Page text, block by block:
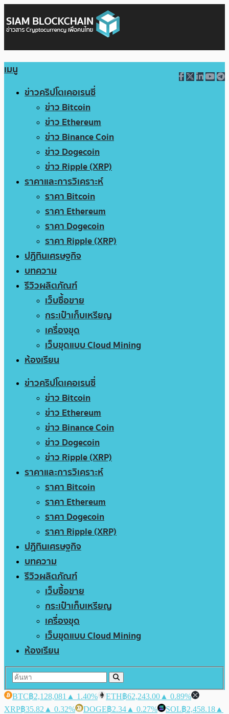
เมนู
ข่าวคริปโตเคอเรนซี่
ข่าว Bitcoin
ข่าว Ethereum
ข่าว Binance Coin
ข่าว Dogecoin
ข่าว Ripple (XRP)
ราคาและการวิเคราะห์
ราคา Bitcoin
ราคา Ethereum
ราคา Dogecoin
ราคา Ripple (XRP)
ปฏิทินเศรษฐกิจ
บทความ
รีวิวผลิตภัณฑ์
เว็บซื้อขาย
กระเป๋าเก็บเหรียญ
เครื่องขุด
เว็บขุดแบบ Cloud Mining
ห้องเรียน
ข่าวคริปโตเคอเรนซี่
ข่าว Bitcoin
ข่าว Ethereum
ข่าว Binance Coin
ข่าว Dogecoin
ข่าว Ripple (XRP)
ราคาและการวิเคราะห์
ราคา Bitcoin
ราคา Ethereum
ราคา Dogecoin
ราคา Ripple (XRP)
ปฏิทินเศรษฐกิจ
บทความ
รีวิวผลิตภัณฑ์
เว็บซื้อขาย
กระเป๋าเก็บเหรียญ
เครื่องขุด
เว็บขุดแบบ Cloud Mining
ห้องเรียน
BTC฿2,128,081 ▲ 1.40% ETH฿62,243.00 ▲ 0.89%
XRP฿35.82 ▲ 0.32% DOGE฿2.34 ▲ 0.27% SOL฿2,458.18 ▲